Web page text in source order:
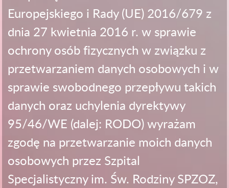
Europejskiego i Rady (UE) 2016/679 z
dnia 27 kwietnia 2016 r. w sprawie
ochrony osób fizycznych w związku z
przetwarzaniem danych osobowych i w
sprawie swobodnego przepływu takich
danych oraz uchylenia dyrektywy
95/46/WE (dalej: RODO) wyrażam
zgodę na przetwarzanie moich danych
osobowych przez Szpital
Specjalistyczny im. Św. Rodziny SPZOZ,